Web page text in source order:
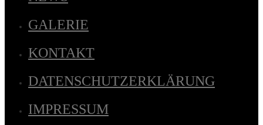
GALERIE
KONTAKT
DATENSCHUTZERKLÄRUNG
IMPRESSUM